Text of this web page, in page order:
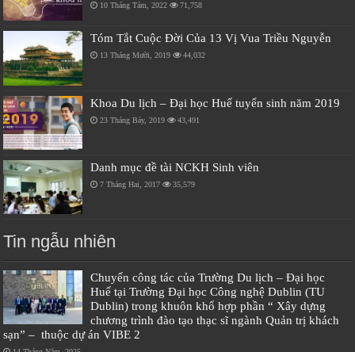
10 Tháng Tám, 2022 71,758
Tóm Tắt Cuộc Đời Của 13 Vị Vua Triều Nguyễn
13 Tháng Mười, 2019 44,032
Khoa Du lịch – Đại học Huế tuyển sinh năm 2019
23 Tháng Bảy, 2019 43,491
Danh mục đề tài NCKH Sinh viên
7 Tháng Hai, 2017 35,579
Tin ngẫu nhiên
Chuyến công tác của Trường Du lịch – Đại học
Huế tại Trường Đại học Công nghệ Dublin (TU
Dublin) trong khuôn khổ hợp phần “ Xây dựng
chương trình đào tạo thạc sĩ ngành Quản trị khách
sạn” – thuộc dự án VIBE 2